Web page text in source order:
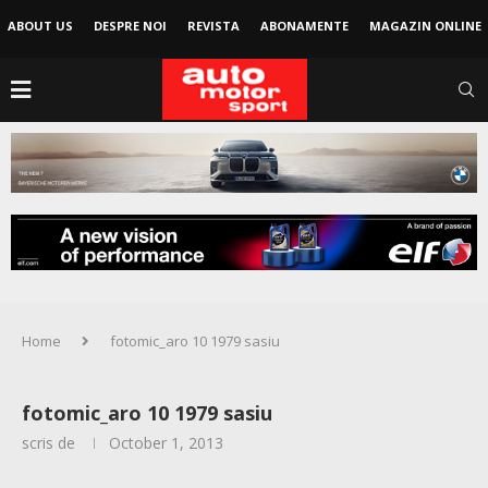
ABOUT US DESPRE NOI REVISTA ABONAMENTE MAGAZIN ONLINE
Home fotomic_aro 10 1979 sasiu
fotomic_aro 10 1979 sasiu
scris de October 1, 2013